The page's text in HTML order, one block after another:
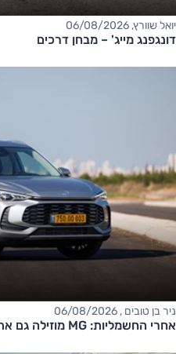
יואל שוורץ, 06/08/2026
דונגפנג מייג' – מבחן דרכים
ניר בן טובים , 06/08/2026
אחרי החשמליות: MG מוזילה גם את ההיברידיות